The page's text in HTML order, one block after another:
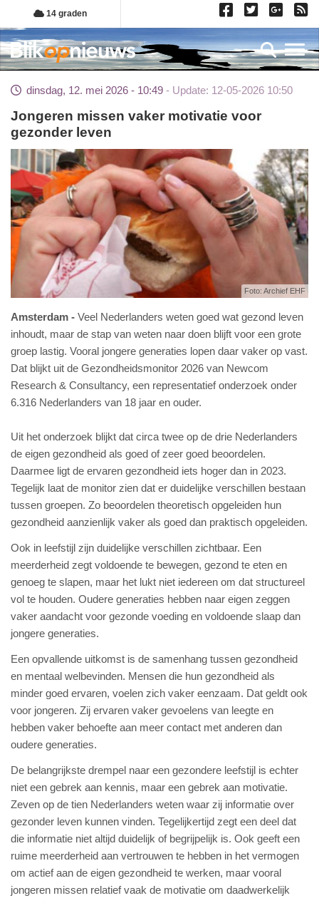
Overslaan
en
naar
de
gaan
14 graden
dinsdag, 12. mei 2026 - 10:49 Update: 12-05-2026 10:50
Jongeren missen vaker motivatie voor
gezonder leven
Foto: Archief EHF
Amsterdam
Veel Nederlanders weten goed wat gezond leven
inhoudt, maar de stap van weten naar doen blijft voor een grote
groep lastig. Vooral jongere generaties lopen daar vaker op vast.
Dat blijkt uit de Gezondheidsmonitor 2026 van Newcom
Research & Consultancy, een representatief onderzoek onder
6.316 Nederlanders van 18 jaar en ouder.
Uit het onderzoek blijkt dat circa twee op de drie Nederlanders
de eigen gezondheid als goed of zeer goed beoordelen.
Daarmee ligt de ervaren gezondheid iets hoger dan in 2023.
Tegelijk laat de monitor zien dat er duidelijke verschillen bestaan
tussen groepen. Zo beoordelen theoretisch opgeleiden hun
gezondheid aanzienlijk vaker als goed dan praktisch opgeleiden.
Ook in leefstijl zijn duidelijke verschillen zichtbaar. Een
meerderheid zegt voldoende te bewegen, gezond te eten en
genoeg te slapen, maar het lukt niet iedereen om dat structureel
vol te houden. Oudere generaties hebben naar eigen zeggen
vaker aandacht voor gezonde voeding en voldoende slaap dan
jongere generaties.
Een opvallende uitkomst is de samenhang tussen gezondheid
en mentaal welbevinden. Mensen die hun gezondheid als
minder goed ervaren, voelen zich vaker eenzaam. Dat geldt ook
voor jongeren. Zij ervaren vaker gevoelens van leegte en
hebben vaker behoefte aan meer contact met anderen dan
oudere generaties.
De belangrijkste drempel naar een gezondere leefstijl is echter
niet een gebrek aan kennis, maar een gebrek aan motivatie.
Zeven op de tien Nederlanders weten waar zij informatie over
gezonder leven kunnen vinden. Tegelijkertijd zegt een deel dat
die informatie niet altijd duidelijk of begrijpelijk is. Ook geeft een
ruime meerderheid aan vertrouwen te hebben in het vermogen
om actief aan de eigen gezondheid te werken, maar vooral
jongeren missen relatief vaak de motivatie om daadwerkelijk